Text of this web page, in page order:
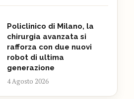
Policlinico di Milano, la
chirurgia avanzata si
rafforza con due nuovi
robot di ultima
generazione
4 Agosto 2026